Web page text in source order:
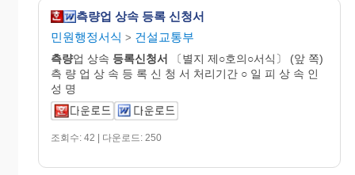
측량업 상속 등록 신청서
민원행정서식 > 건설교통부
측량업 상속 등록신청서 〔별지 제○호의○서식〕 (앞 쪽)
측 량 업 상 속 등 록 신 청 서 처리기간 ○ 일 피 상 속 인
성 명
조회수: 42 | 다운로드: 250